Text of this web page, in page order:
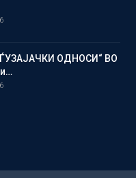
ОДНОСИ“ ВО